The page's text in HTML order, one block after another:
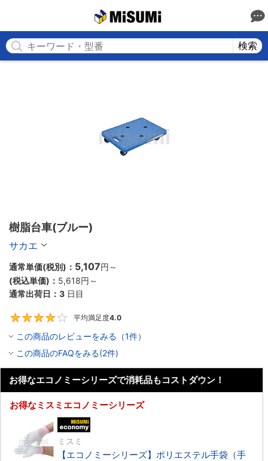
検索
樹脂台車(ブルー)
サカエ
通常単価(税別)： 5,107円 ～
(税込単価)： 5,618円 ～
通常出荷日： 3 日目
平均満足度4.0
この商品のレビューをみる（1件）
この商品のFAQをみる(2件)
お得なエコノミーシリーズで消耗品もコストダウン！
お得なミスミエコノミーシリーズ
ミスミ
【エコノミーシリーズ】ポリエステル手袋（手